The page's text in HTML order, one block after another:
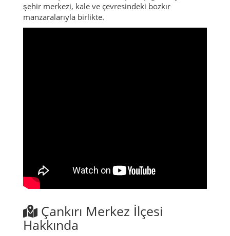
şehir merkezi, kale ve çevresindeki bozkır
manzaralarıyla birlikte.
Çankırı Merkez İlçesi
Hakkında